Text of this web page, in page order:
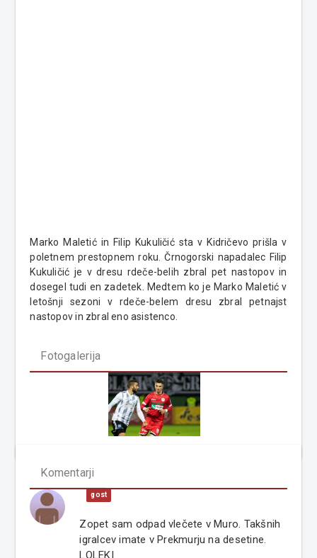
Marko Maletić in Filip Kukuličić sta v Kidričevo prišla v
poletnem prestopnem roku. Črnogorski napadalec Filip
Kukuličić je v dresu rdeče-belih zbral pet nastopov in
dosegel tudi en zadetek. Medtem ko je Marko Maletić v
letošnji sezoni v rdeče-belem dresu zbral petnajst
nastopov in zbral eno asistenco.
Fotogalerija
Komentarji
gost
Zopet sam odpad vlečete v Muro. Takšnih
igralcev imate v Prekmurju na desetine.
LOLEKI.